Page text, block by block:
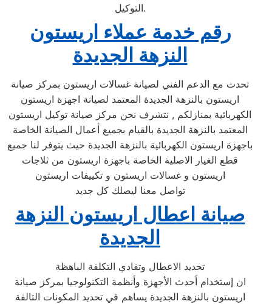
التوكيل.
رقم خدمة عملاء اريستون
النزهة الجديدة
تحدث مع الدعم الفني لصيانة غسالات اريستون بمركز صيانة
اريستون بالنزهة الجديدة المعتمد لصيانة اجهزة اريستون
الكهربائية بمنازلكم , نتشرف نحن مركز صيانة توكيل اريستون
المعتمد بالنزهة الجديدة بالقيام بجميع أعمال الصيانة الخاصة
باجهزة اريستون الكهربائية بالنزهة الجديدة حيث يتوفر لنا جميع
قطع الغيار الاصلية الخاصة باجهزة اريستون من ثلاجات
اريستون و غسالات اريستون و تكييفات اريستون
تواصل معنا ليصلك كل جديد
صيانة اعطال اريستون النزهة
الجديدة
تحديد الاعطال وتفادي التكلفة الباهظة
ان إستخدام أحدث الأجهزة وأنظمة التكنولوجيا بمركز صيانة
اريستون بالنزهة الجديدة يساهم في تحديد المكونات التالفة